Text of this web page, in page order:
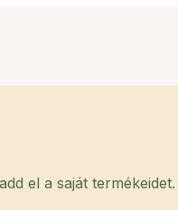
el a saját termékeidet.